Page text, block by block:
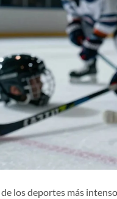
los deportes más